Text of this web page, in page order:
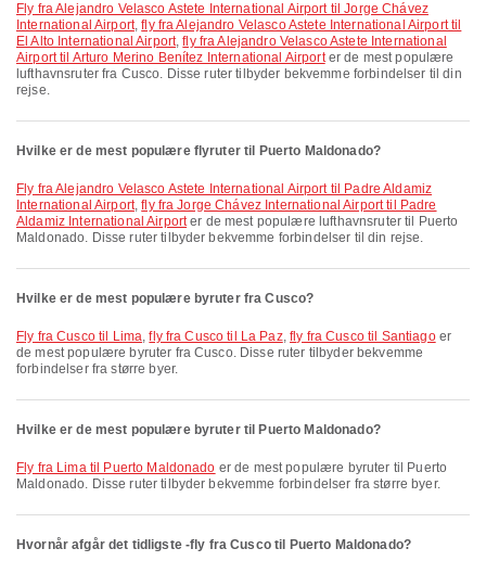
fly fra Alejandro Velasco Astete International Airport til Jorge Chávez
International Airport,fly fra Alejandro Velasco Astete International Airport til
El Alto International Airport,fly fra Alejandro Velasco Astete International
Airport til Arturo Merino Benítez International Airporter de mest populære
lufthavnsruter fra Cusco. Disse ruter tilbyder bekvemme forbindelser til din
rejse.
Hvilke er de mest populære flyruter til Puerto Maldonado?
fly fra Alejandro Velasco Astete International Airport til Padre Aldamiz
International Airport,fly fra Jorge Chávez International Airport til Padre
Aldamiz International Airporter de mest populære lufthavnsruter til Puerto
Maldonado. Disse ruter tilbyder bekvemme forbindelser til din rejse.
Hvilke er de mest populære byruter fra Cusco?
fly fra Cusco til Lima,fly fra Cusco til La Paz,fly fra Cusco til Santiagoer
de mest populære byruter fra Cusco. Disse ruter tilbyder bekvemme
forbindelser fra større byer.
Hvilke er de mest populære byruter til Puerto Maldonado?
fly fra Lima til Puerto Maldonado er de mest populære byruter til Puerto
Maldonado. Disse ruter tilbyder bekvemme forbindelser fra større byer.
Hvornår afgår det tidligste -fly fra Cusco til Puerto Maldonado?